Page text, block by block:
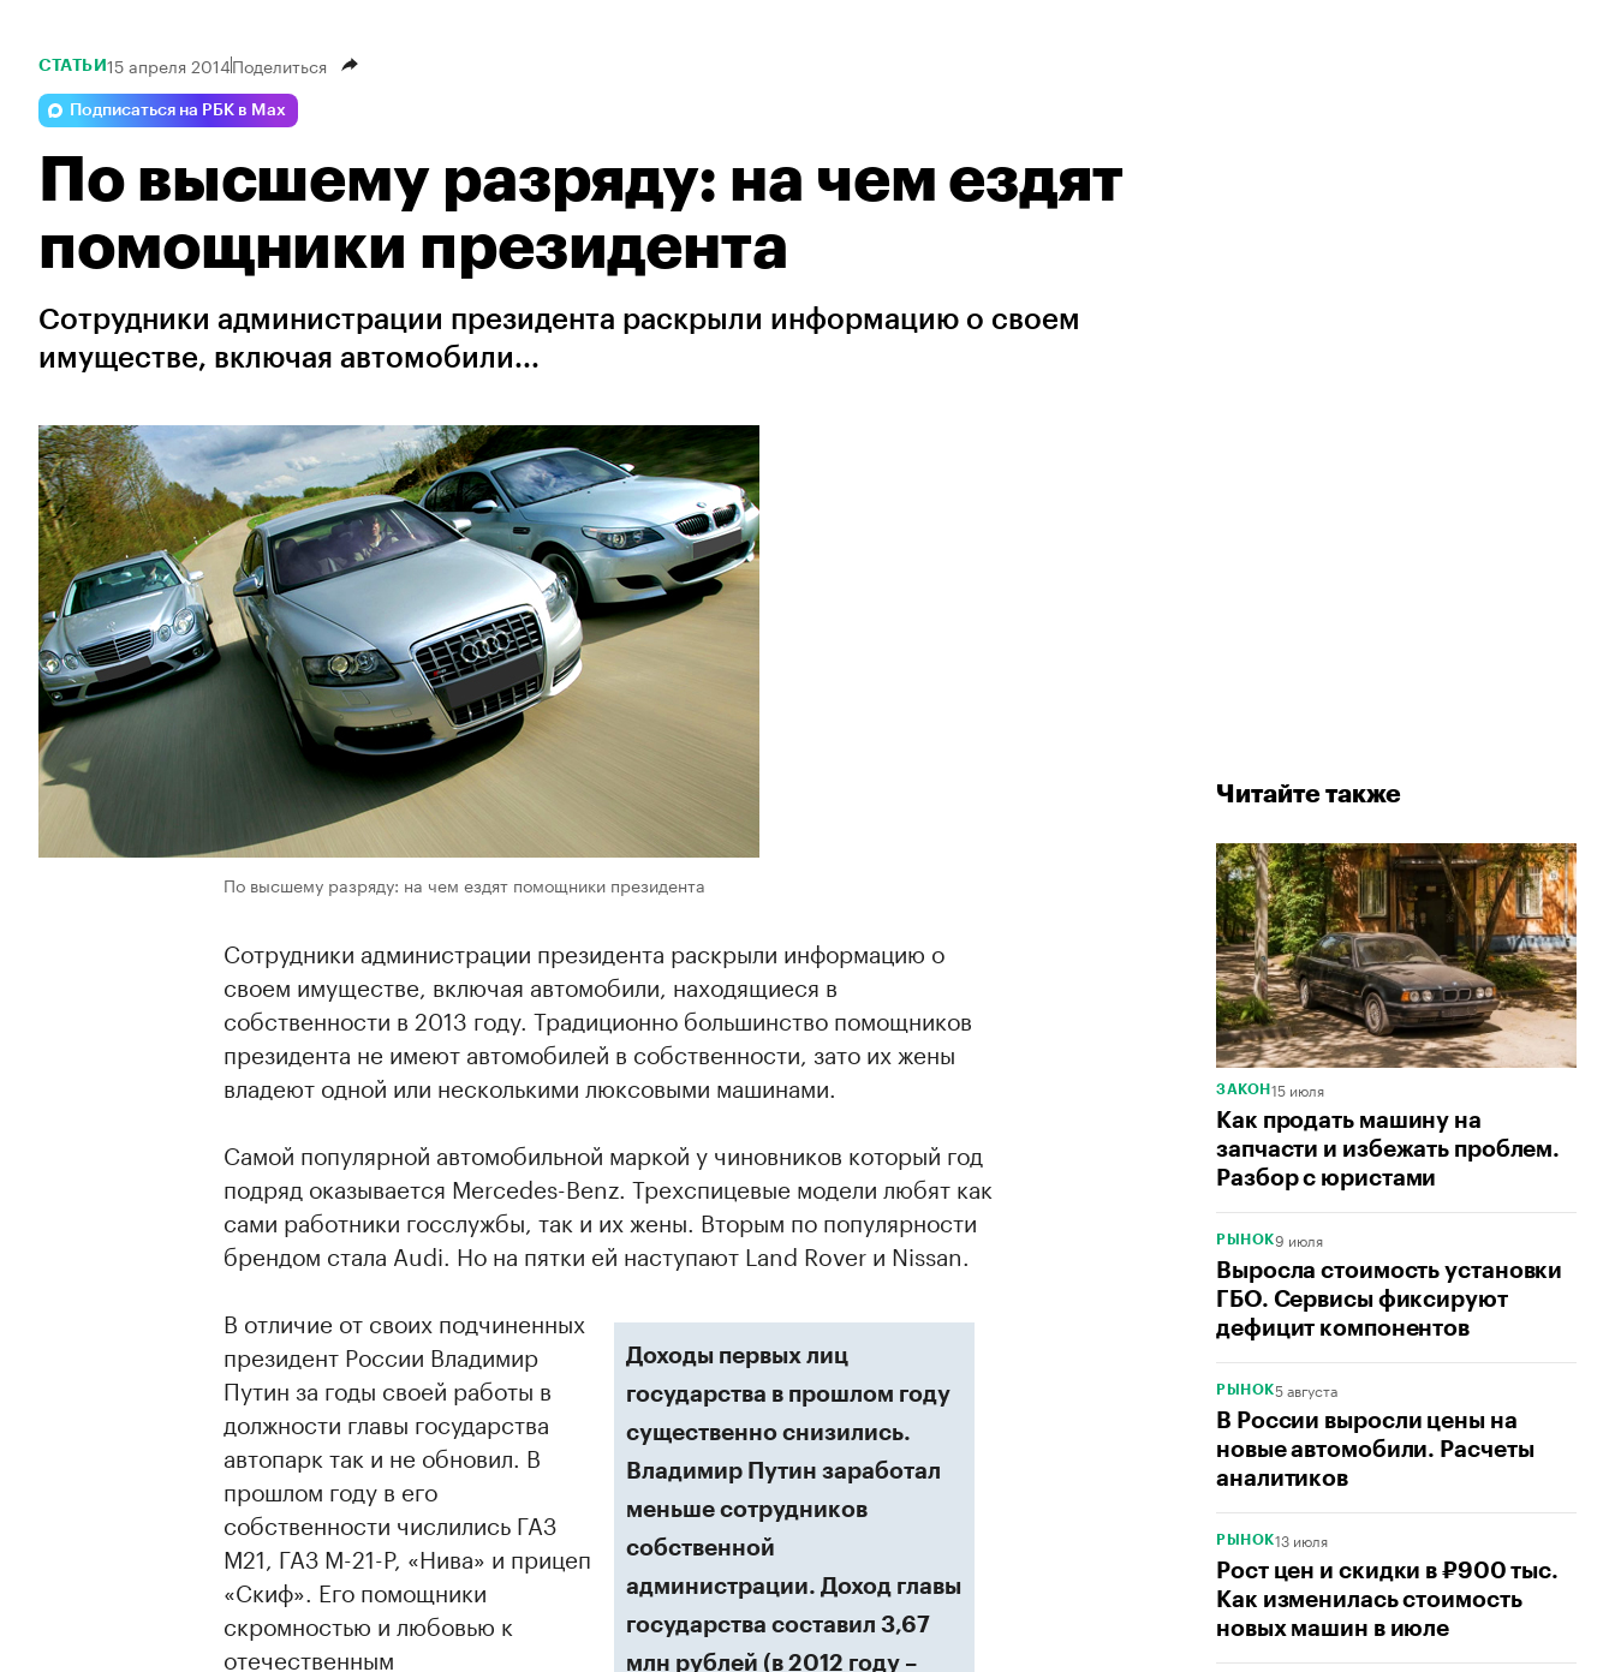
Читайте также
ЗАКОН 15 июля
Как продать машину на
запчасти и избежать проблем.
Разбор с юристами
РЫНОК9 июля
Выросла стоимость установки
ГБО. Сервисы фиксируют
дефицит компонентов
РЫНОК5 августа
В России выросли цены на
новые автомобили. Расчеты
аналитиков
РЫНОК13 июля
Рост цен и скидки в ₽900 тыс.
Как изменилась стоимость
новых машин в июле
СТАТЬИ 15 апреля 2014Поделиться
Подписаться на РБК в Max
По высшему разряду: на чем ездят
помощники президента
Сотрудники администрации президента раскрыли информацию о своем
имуществе, включая автомобили...
По высшему разряду: на чем ездят помощники президента
Сотрудники администрации президента раскрыли информацию о
своем имуществе, включая автомобили, находящиеся в
собственности в 2013 году. Традиционно большинство помощников
президента не имеют автомобилей в собственности, зато их жены
владеют одной или несколькими люксовыми машинами.
Самой популярной автомобильной маркой у чиновников который год
подряд оказывается Mercedes-Benz. Трехспицевые модели любят как
сами работники госслужбы, так и их жены. Вторым по популярности
брендом стала Audi. Но на пятки ей наступают Land Rover и Nissan.
Доходы первых лиц
государства в прошлом году
существенно снизились.
Владимир Путин заработал
меньше сотрудников
собственной
администрации. Доход главы
государства составил 3,67
млн рублей (в 2012 году –
В отличие от своих подчиненных
президент России Владимир
Путин за годы своей работы в
должности главы государства
автопарк так и не обновил. В
прошлом году в его
собственности числились ГАЗ
М21, ГАЗ М-21-Р, «Нива» и прицеп
«Скиф». Его помощники
скромностью и любовью к
отечественным